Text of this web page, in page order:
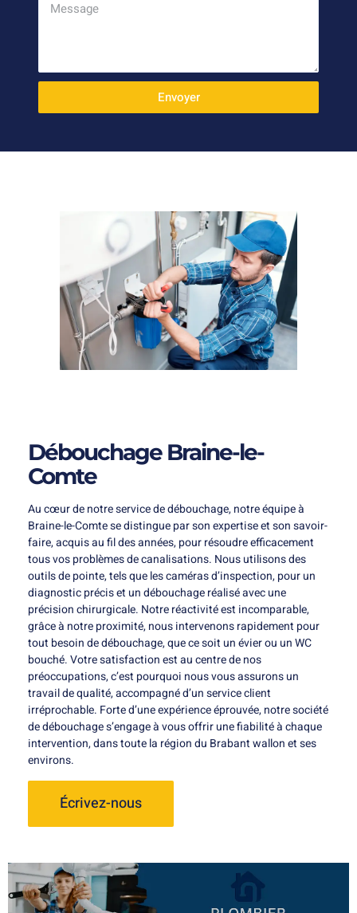
Envoyer
Débouchage Braine-le-
Comte
Au cœur de notre service de débouchage, notre équipe à
Braine-le-Comte se distingue par son expertise et son savoir-
faire, acquis au fil des années, pour résoudre efficacement
tous vos problèmes de canalisations. Nous utilisons des
outils de pointe, tels que les caméras d’inspection, pour un
diagnostic précis et un débouchage réalisé avec une
précision chirurgicale. Notre réactivité est incomparable,
grâce à notre proximité, nous intervenons rapidement pour
tout besoin de débouchage, que ce soit un évier ou un WC
bouché. Votre satisfaction est au centre de nos
préoccupations, c’est pourquoi nous vous assurons un
travail de qualité, accompagné d’un service client
irréprochable. Forte d’une expérience éprouvée, notre société
de débouchage s’engage à vous offrir une fiabilité à chaque
intervention, dans toute la région du Brabant wallon et ses
environs.
Écrivez-nous